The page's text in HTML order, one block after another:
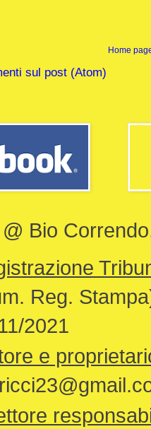
Home
sul post (Atom)
@ Bio
Reg.
2021
e